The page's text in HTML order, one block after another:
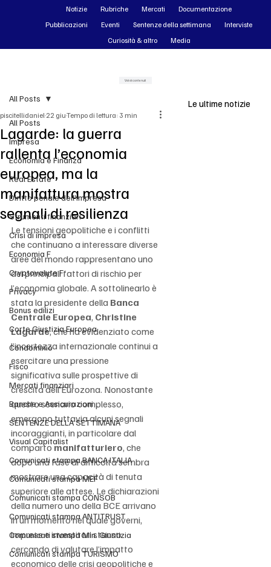
All Posts
Impresa
Economia e Finanza
Real Estate
Diritto penale dell'impresa
Strumenti finanziari
Crisi di impresa
Economia F
Cryptovalute F
Privacy
Bonus edilizi
Corte Giustizia Europea
Condominio
Fisco
Mercati finanziari
Banche e Assicurazioni
SENTENZE DELLA SETTIMANA
Visual Capitalist
Comunicati stampa BANCA ITALIA
Comunicati stampa MEF
Comunicati stampa CONSOB
Comunicati stampa ANTITRUST
Comunicati stampa Min. Giustizia
Comunicati stampa TURISMO
All Posts
Lagarde: la guerra
rallenta l’economia
europea, ma la
manifattura mostra
segnali di resilienza
piscitellidaniel 22 giuTempo di lettura: 3 min
Le tensioni geopolitiche e i conflitti
che continuano a interessare diverse
aree del mondo rappresentano uno
dei principali fattori di rischio per
l’economia globale. A sottolinearlo è
stata la presidente della Banca
Centrale Europea, Christine
Lagarde, che ha evidenziato come
l’incertezza internazionale continui a
esercitare una pressione
significativa sulle prospettive di
crescita dell’Eurozona. Nonostante
questo scenario complesso,
emergono tuttavia alcuni segnali
incoraggianti, in particolare dal
comparto manifatturiero, che
dopo una fase di difficoltà sembra
mostrare una capacità di tenuta
superiore alle attese. Le dichiarazioni
della numero uno della BCE arrivano
in un momento nel quale governi,
imprese e investitori stanno
cercando di valutare l’impatto
economico delle crisi geopolitiche e
Le ultime notizie
Notizie Rubriche Mercati
Documentazione
Pubblicazioni
Eventi Sentenze della settimana
Interviste
Curiosità & altro
Media
Vai ai contenuti